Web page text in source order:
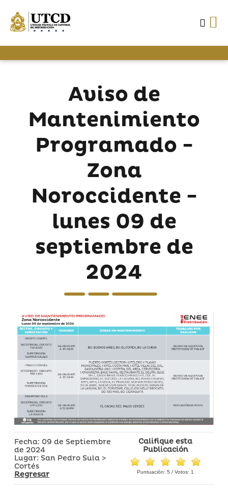
Aviso de
Mantenimiento
Programado -
Zona
Noroccidente -
lunes 09 de
septiembre de
2024
Fecha: 09 de Septiembre
de 2024
Lugar: San Pedro Sula >
Cortés
Regresar
Califique esta
Publicación
Puntuación: 5 / Votos: 1